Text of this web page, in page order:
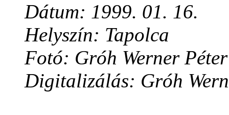
Dátum: 1999. 01. 16.
Helyszín: Tapolca
Fotó: Gróh Werner Péter
Digitalizálás: Gróh